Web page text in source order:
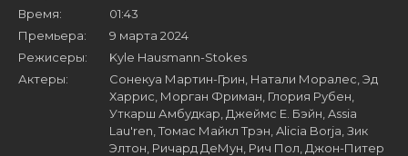
Время:
01:43
Премьера:
9 марта 2024
Режисеры:
Kyle Hausmann-Stokes
Актеры:
Сонекуа Мартин-Грин, Натали Моралес, Эд
Харрис, Морган Фриман, Глория Рубен,
Уткарш Амбудкар, Джеймс Е. Бэйн, Assia
Lau'ren, Томас Майкл Трэн, Alicia Borja, Зик
Элтон, Ричард ДеМун, Рич Пол, Джон-Питер